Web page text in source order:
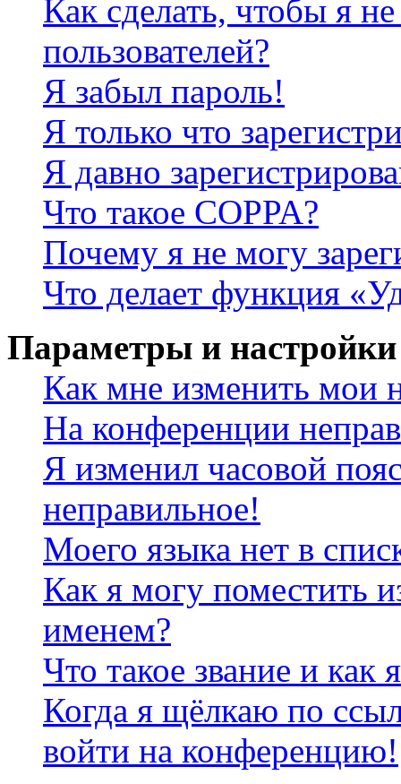
Как сделать, чтобы я
пользователей?
Я забыл пароль!
Я только что
Я давно
Что такое COPPA?
Почему я не могу
Что делает функция
Параметры и настройки
Как мне изменить мои
На конференции
Я изменил часовой
неправильное!
Моего языка нет в
Как я могу поместить
именем?
Что такое звание и как
Когда я щёлкаю по
войти на конференцию!